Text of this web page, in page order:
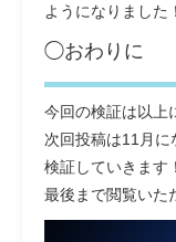
ようになりました！
◯おわりに
今回の検証は以上
次回投稿は11月
検証していきます！
最後まで閲覧いた